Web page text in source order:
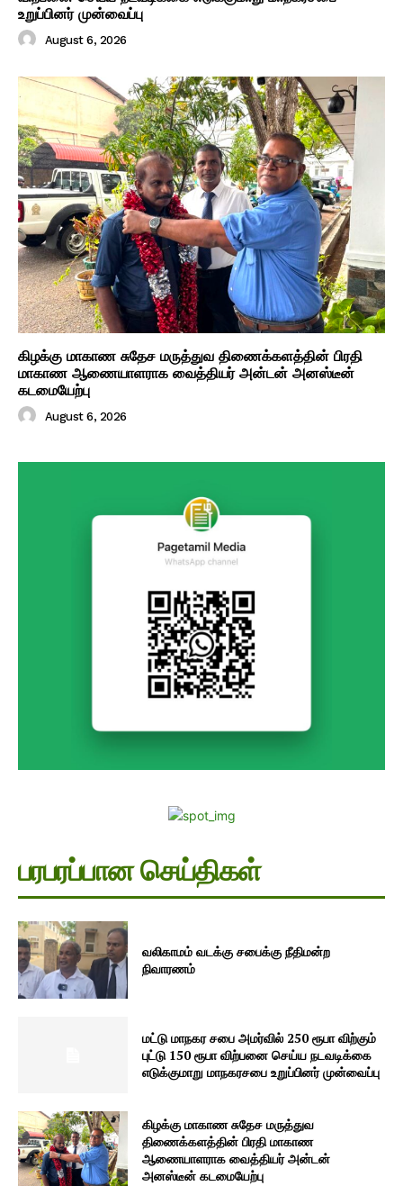
உறுப்பினர் முன்வைப்பு
August 6, 2026
கிழக்கு மாகாண சுதேச மருத்துவ திணைக்களத்தின் பிரதி
மாகாண ஆணையாளராக வைத்தியர் அன்டன் அனஸ்டீன்
கடமையேற்பு
August 6, 2026
பரபரப்பான செய்திகள்
வலிகாமம் வடக்கு சபைக்கு நீதிமன்ற
நிவாரணம்
மட்டு மாநகர சபை அமர்வில் 250 ரூபா விற்கும்
புட்டு 150 ரூபா விற்பனை செய்ய நடவடிக்கை
எடுக்குமாறு மாநகரசபை உறுப்பினர் முன்வைப்பு
கிழக்கு மாகாண சுதேச மருத்துவ
திணைக்களத்தின் பிரதி மாகாண
ஆணையாளராக வைத்தியர் அன்டன்
அனஸ்டீன் கடமையேற்பு